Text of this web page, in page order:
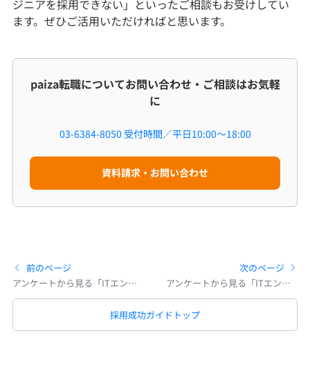
ジニアを採用できない」といったご相談もお受けしてい
ます。ぜひご活用いただければと思います。
paiza転職についてお問い合わせ・ご相談はお気軽
に
03-6384-8050 受付時間／平日10:00～18:00
資料請求・お問い合わせ
前のページ
アンケートから見る「ITエンジニアとリモートワーク」
次のページ
アンケートから見る「ITエンジニアとリモートワーク」
採用成功ガイドトップ